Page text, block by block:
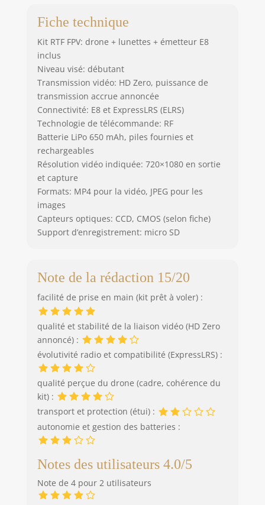
Fiche technique
Kit RTF FPV: drone + lunettes + émetteur E8
inclus
Niveau visé: débutant
Transmission vidéo: HD Zero, puissance de
transmission accrue annoncée
Connectivité: E8 et ExpressLRS (ELRS)
Technologie de télécommande: RF
Batterie LiPo 650 mAh, piles fournies et
rechargeables
Résolution vidéo indiquée: 720×1080 en sortie
et capture
Formats: MP4 pour la vidéo, JPEG pour les
images
Capteurs optiques: CCD, CMOS (selon fiche)
Support d’enregistrement: micro SD
Note de la rédaction 15/20
facilité de prise en main (kit prêt à voler) :
qualité et stabilité de la liaison vidéo (HD Zero
annoncé) :
évolutivité radio et compatibilité (ExpressLRS) :
qualité perçue du drone (cadre, cohérence du
kit) :
transport et protection (étui) :
autonomie et gestion des batteries :
Notes des utilisateurs 4.0/5
Note de 4 pour 2 utilisateurs